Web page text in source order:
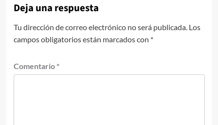
Deja una respuesta
Tu dirección de correo electrónico no será publicada. Los
campos obligatorios están marcados con *
Comentario *